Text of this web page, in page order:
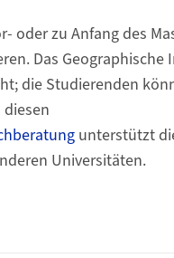
oder zu Anfang des
Das
die Studierenden
unterstützt
Universitäten.